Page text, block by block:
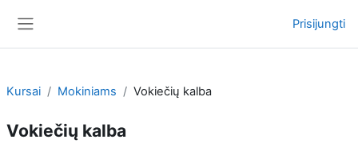
Prisijungti
Kursai Mokiniams Vokiečių kalba
Vokiečių kalba